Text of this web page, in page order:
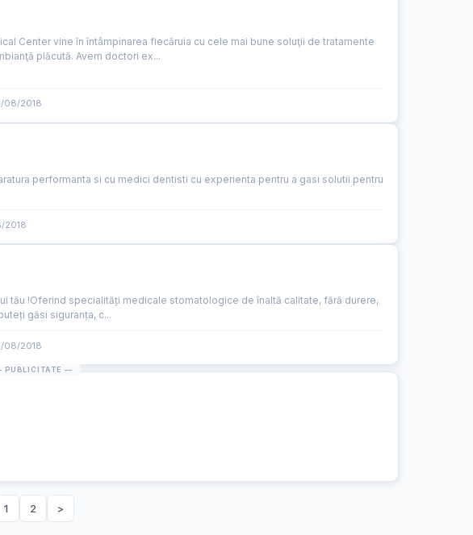
Center vine în întâmpinarea fiecăruia cu cele mai bune soluţii de tratamente
plăcută. Avem doctori ex...
08/2018
performanta si cu medici dentisti cu experienta pentru a gasi solutii pentru
2018
tău !Oferind specialități medicale stomatologice de înaltă calitate, fără durere,
găsi siguranța, c...
08/2018
1 2 >